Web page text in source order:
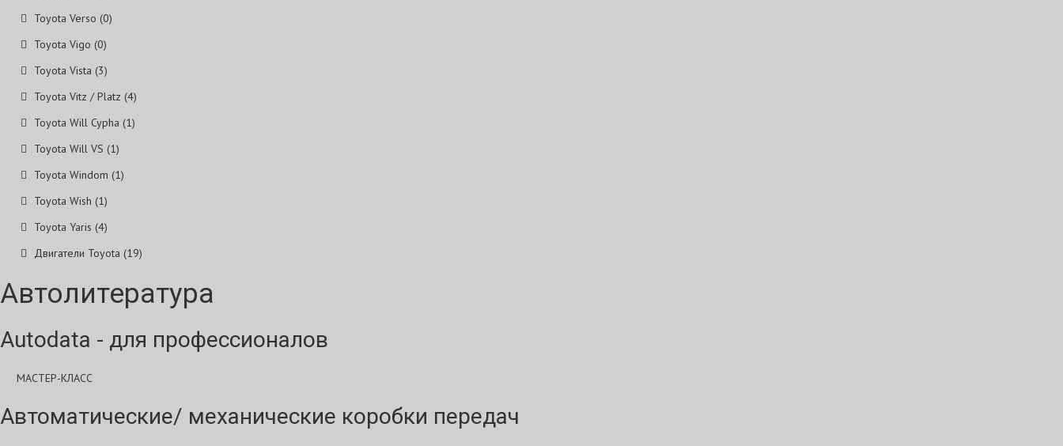
Toyota Verso (0)
Toyota Vigo (0)
Toyota Vista (3)
Toyota Vitz / Platz (4)
Toyota Will Cypha (1)
Toyota Will VS (1)
Toyota Windom (1)
Toyota Wish (1)
Toyota Yaris (4)
Двигатели Toyota (19)
Автолитература
Autodata - для профессионалов
МАСТЕР-КЛАСС
Автоматические/ механические коробки передач